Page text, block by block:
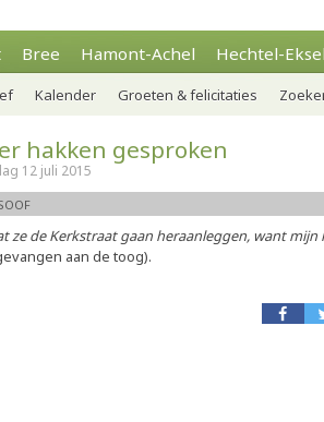
Bree Hamont-Achel Hechtel-
Kalender Groeten & felicitaties
hakken gesproken
12 juli 2015
ze de Kerkstraat gaan heraanleggen, want mijn
aan de toog).